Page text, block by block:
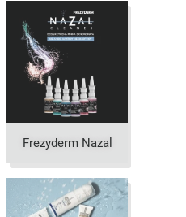
Frezyderm Nazal